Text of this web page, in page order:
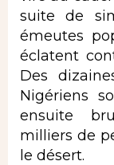
suite de
émeutes
éclatent
Des
Nigériens
ensuite
milliers de
le désert.